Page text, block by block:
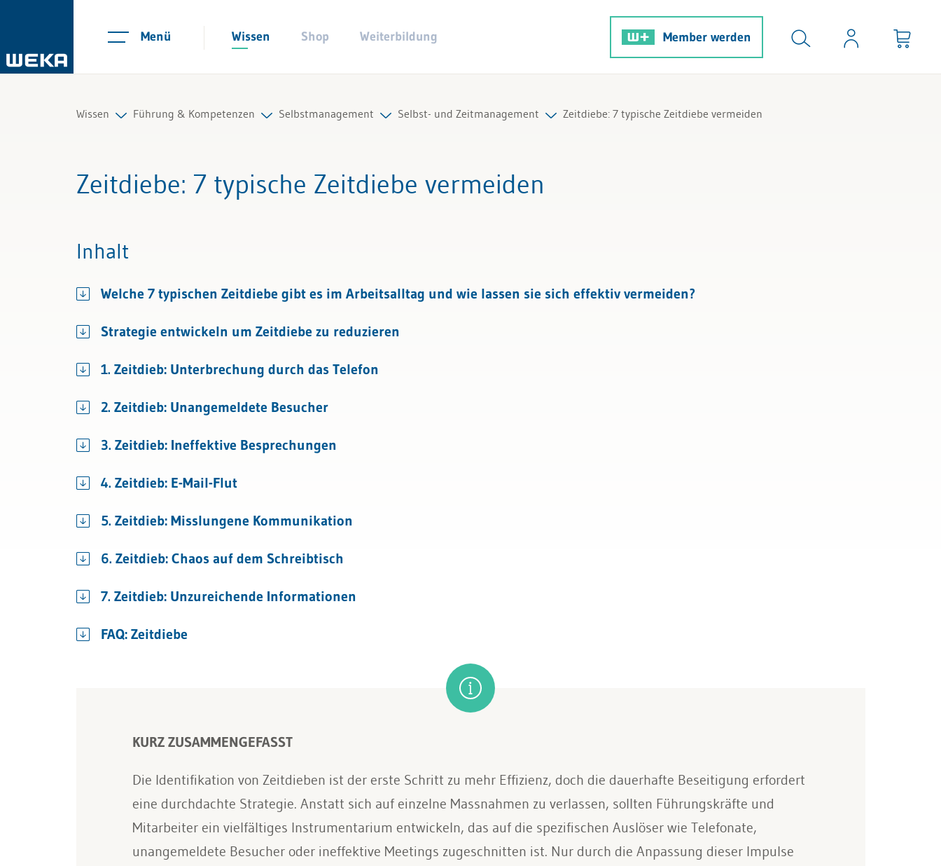
Menü Wissen Shop Weiterbildung Member werden
Wissen
Management
Finanzen & Steuern
Recht
Bau & Immobilien
Führung & Kompetenzen
Selbstmanagement
Selbstmanagement
Selbst- und Zeitmanagement
Selbst- und Zeitmanagement
Alle Arbeitshilfen
Zeitdiebe: 7 typische Zeitdiebe vermeiden
Zeitdiebe: 7 typische Zeitdiebe vermeiden
Inhalt
Welche 7 typischen Zeitdiebe gibt es im Arbeitsalltag und wie lassen sie sich effektiv vermeiden?
Strategie entwickeln um Zeitdiebe zu reduzieren
1. Zeitdieb: Unterbrechung durch das Telefon
2. Zeitdieb: Unangemeldete Besucher
3. Zeitdieb: Ineffektive Besprechungen
4. Zeitdieb: E-Mail-Flut
5. Zeitdieb: Misslungene Kommunikation
6. Zeitdieb: Chaos auf dem Schreibtisch
7. Zeitdieb: Unzureichende Informationen
FAQ: Zeitdiebe
KURZ ZUSAMMENGEFASST
Die Identifikation von Zeitdieben ist der erste Schritt zu mehr Effizienz, doch die dauerhafte Beseitigung erfordert
eine durchdachte Strategie. Anstatt sich auf einzelne Massnahmen zu verlassen, sollten Führungskräfte und
Mitarbeiter ein vielfältiges Instrumentarium entwickeln, das auf die spezifischen Auslöser wie Telefonate,
unangemeldete Besucher oder ineffektive Meetings zugeschnitten ist. Nur durch die Anpassung dieser Impulse